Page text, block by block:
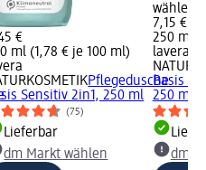
€
ml (1,78 € je 100 ml)
Pflegedusche
Sensitiv 2in1, 250 ml
(75)
Lieferbar
dm Markt wählen
wählen
7,15 €
250 ml
lavera
Basis
250 ml
dm